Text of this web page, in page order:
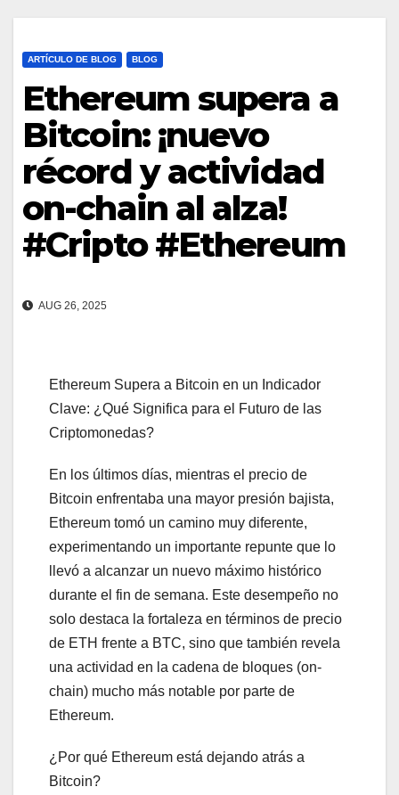
ARTÍCULO DE BLOG BLOG
Ethereum supera a
Bitcoin: ¡nuevo
récord y actividad
on-chain al alza!
#Cripto #Ethereum
AUG 26, 2025
Ethereum Supera a Bitcoin en un Indicador
Clave: ¿Qué Significa para el Futuro de las
Criptomonedas?
En los últimos días, mientras el precio de
Bitcoin enfrentaba una mayor presión bajista,
Ethereum tomó un camino muy diferente,
experimentando un importante repunte que lo
llevó a alcanzar un nuevo máximo histórico
durante el fin de semana. Este desempeño no
solo destaca la fortaleza en términos de precio
de ETH frente a BTC, sino que también revela
una actividad en la cadena de bloques (on-
chain) mucho más notable por parte de
Ethereum.
¿Por qué Ethereum está dejando atrás a
Bitcoin?